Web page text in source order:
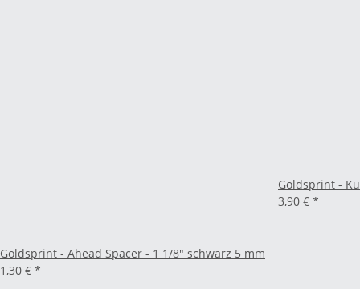
Goldsprint - Ahead Spacer - 1 1/8" schwarz 5 mm
1,30 € *
Goldsprint -
3,90 € *